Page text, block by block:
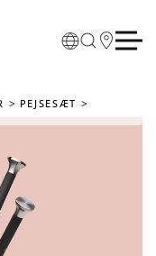
PEJSESÆT